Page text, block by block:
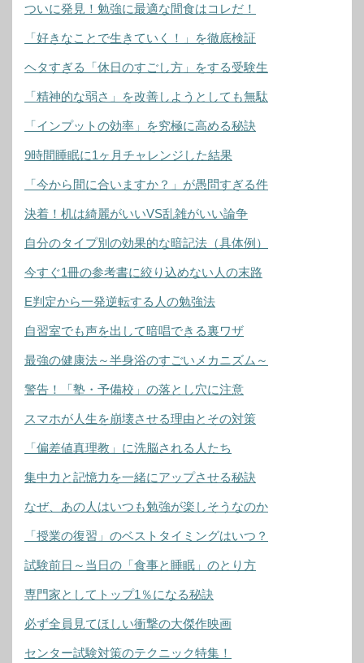
ついに発見！勉強に最適な間食はコレだ！
「好きなことで生きていく！」を徹底検証
ヘタすぎる「休日のすごし方」をする受験生
「精神的な弱さ」を改善しようとしても無駄
「インプットの効率」を究極に高める秘訣
9時間睡眠に1ヶ月チャレンジした結果
「今から間に合いますか？」が愚問すぎる件
決着！机は綺麗がいいVS乱雑がいい論争
自分のタイプ別の効果的な暗記法（具体例）
今すぐ1冊の参考書に絞り込めない人の末路
E判定から一発逆転する人の勉強法
自習室でも声を出して暗唱できる裏ワザ
最強の健康法～半身浴のすごいメカニズム～
警告！「塾・予備校」の落とし穴に注意
スマホが人生を崩壊させる理由とその対策
「偏差値真理教」に洗脳される人たち
集中力と記憶力を一緒にアップさせる秘訣
なぜ、あの人はいつも勉強が楽しそうなのか
「授業の復習」のベストタイミングはいつ？
試験前日～当日の「食事と睡眠」のとり方
専門家としてトップ1％になる秘訣
必ず全員見てほしい衝撃の大傑作映画
センター試験対策のテクニック特集！